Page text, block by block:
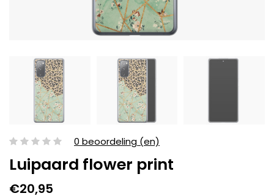
0 beoordeling (en)
Luipaard flower print
€20,95